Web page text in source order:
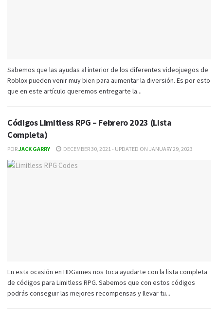
Sabemos que las ayudas al interior de los diferentes videojuegos de
Roblox pueden venir muy bien para aumentar la diversión. Es por esto
que en este artículo queremos entregarte la...
Códigos Limitless RPG – Febrero 2023 (Lista
Completa)
PORJACK GARRY DECEMBER 30, 2021 - UPDATED ON JANUARY 29, 2023
En esta ocasión en HDGames nos toca ayudarte con la lista completa
de códigos para Limitless RPG. Sabemos que con estos códigos
podrás conseguir las mejores recompensas y llevar tu...